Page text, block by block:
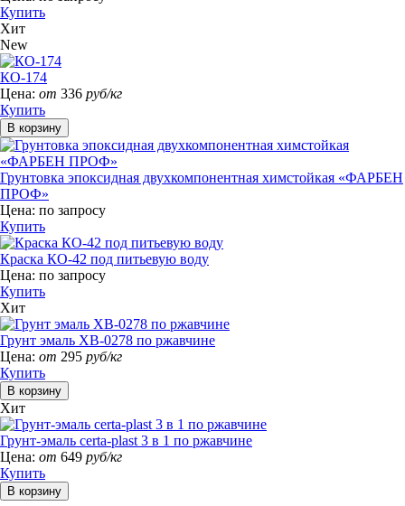
Купить
Хит
New
КО-174
Цена: от 336 руб/кг
Купить
Грунтовка эпоксидная двухкомпонентная химстойкая «ФАРБЕН
ПРОФ»
Цена: по запросу
Купить
Краска КО-42 под питьевую воду
Цена: по запросу
Купить
Хит
Грунт эмаль ХВ-0278 по ржавчине
Цена: от 295 руб/кг
Купить
Хит
Грунт-эмаль certa-plast 3 в 1 по ржавчине
Цена: от 649 руб/кг
Купить